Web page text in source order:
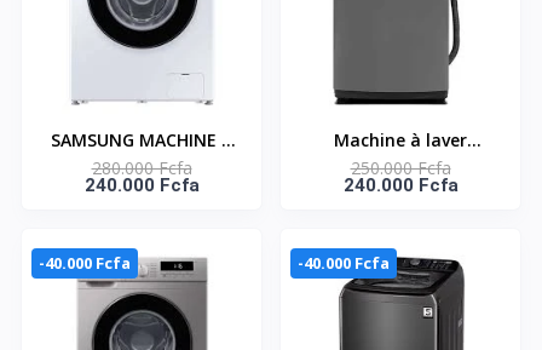
SAMSUNG MACHINE A
LAVER 8KG FRONT
LOAD DIGITAL
WW80FG3M05AWNQ
280.000 Fcfa
240.000 Fcfa
Machine à laver
automatique Midea –
14KG – Puissance 650W
haut – Essorage –
Rinçage –
MA200W140/G
250.000 Fcfa
240.000 Fcfa
-40.000 Fcfa -40.000 Fcfa